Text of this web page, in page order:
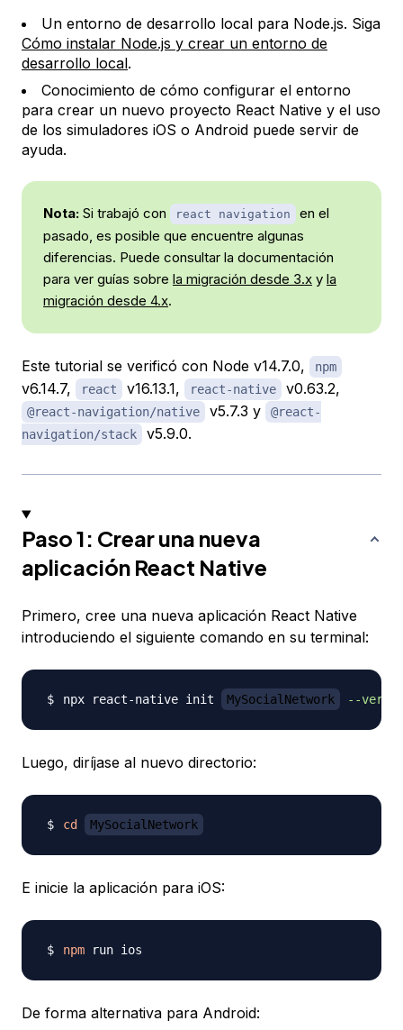
Un entorno de desarrollo local para Node.js. Siga
Cómo instalar Node.js y crear un entorno de
desarrollo local.
Conocimiento de cómo configurar el entorno
para crear un nuevo proyecto React Native y el uso
de los simuladores iOS o Android puede servir de
ayuda.
Nota: Si trabajó con react navigation
en el
pasado, es posible que encuentre algunas
diferencias. Puede consultar la documentación
para ver guías sobre la migración desde 3.x y la
migración desde 4.x.
Este tutorial se verificó con Node v14.7.0, npm
v6.14.7, react v16.13.1, react-native v0.63.2,
@react-navigation/native v5.7.3 y
@react-
navigation/stack
v5.9.0.
Paso 1: Crear una nueva
aplicación React Native
Primero, cree una nueva aplicación React Native
introduciendo el siguiente comando en su terminal:
npx react-native init MySocialNetwork --
Luego, diríjase al nuevo directorio:
cd MySocialNetwork
E inicie la aplicación para iOS:
npm
De forma alternativa para Android: